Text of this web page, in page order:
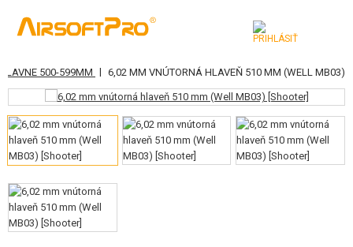
KATEGÓRIE
AIRSOFTOVÉ ZBRANE
VZDUCHOVÉ ZBRANE, PRAKY
GRANÁTOMETY, GRANÁTY
GULIČKY, PLYN
500-599MM | 6,02 MM VNÚTORNÁ HLAVEŇ 510 MM (WELL MB03)